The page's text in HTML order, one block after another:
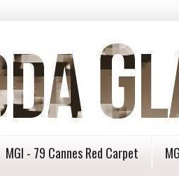
MGI - 79 Cannes Red Carpet